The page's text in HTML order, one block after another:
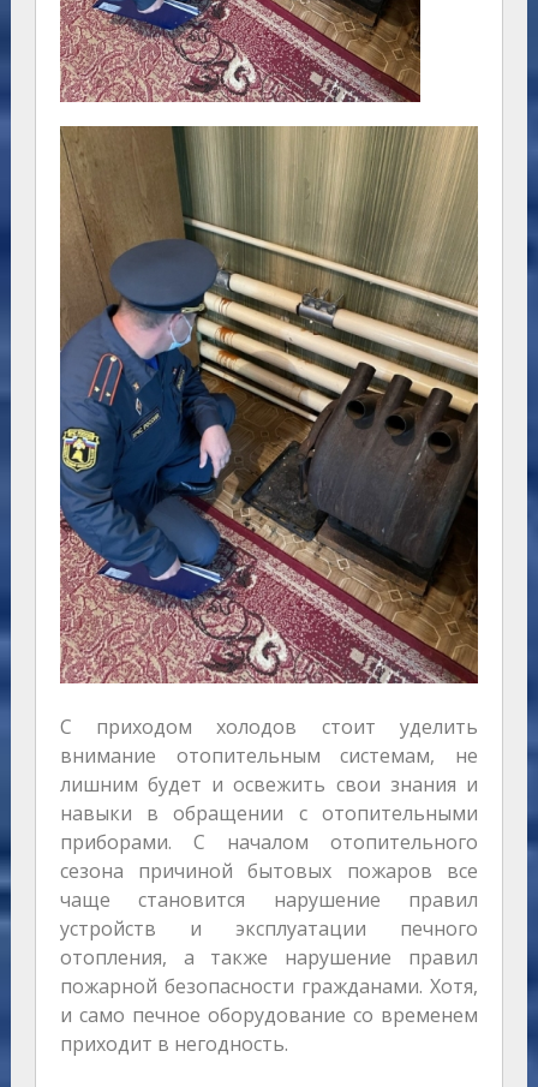
С приходом холодов стоит уделить
внимание отопительным системам, не
лишним будет и освежить свои знания и
навыки в обращении с отопительными
приборами. С началом отопительного
сезона причиной бытовых пожаров все
чаще становится нарушение правил
устройств и эксплуатации печного
отопления, а также нарушение правил
пожарной безопасности гражданами. Хотя,
и само печное оборудование со временем
приходит в негодность.